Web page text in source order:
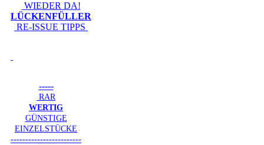
WIEDER DA!
LÜCKENFÜLLER
RE-ISSUE TIPPS
-----
RAR
WERTIG
GÜNSTIGE
EINZELSTÜCKE
------------------------